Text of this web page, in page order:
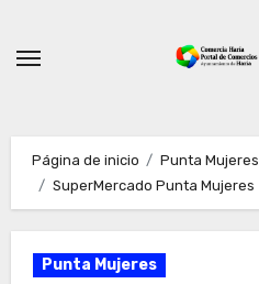
Página de inicio
Punta Mujeres
SuperMercado Punta Mujeres
Punta Mujeres